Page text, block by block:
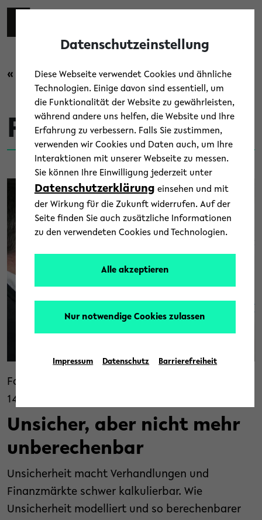
Skip to main content
« Zurück zur Übersicht
Forschung
© Universität Bielefeld
Forschung
14. März 2019
Unsicher, aber nicht mehr
unberechenbar
Unsicherheit macht Verhandlungen und
Finanzmärkte schwer kalkulierbar. Wie
Unsicherheit modelliert und so berechenbarer
Datenschutzeinstellung
Diese Webseite verwendet Cookies und ähnliche
Technologien. Einige davon sind essentiell, um
die Funktionalität der Website zu gewährleisten,
während andere uns helfen, die Website und Ihre
Erfahrung zu verbessern. Falls Sie zustimmen,
verwenden wir Cookies und Daten auch, um Ihre
Interaktionen mit unserer Webseite zu messen.
Sie können Ihre Einwilligung jederzeit unter
Datenschutzerklärung einsehen und mit
der Wirkung für die Zukunft widerrufen. Auf der
Seite finden Sie auch zusätzliche Informationen
zu den verwendeten Cookies und Technologien.
Alle akzeptieren
Nur notwendige Cookies zulassen
Impressum Datenschutz Barrierefreiheit